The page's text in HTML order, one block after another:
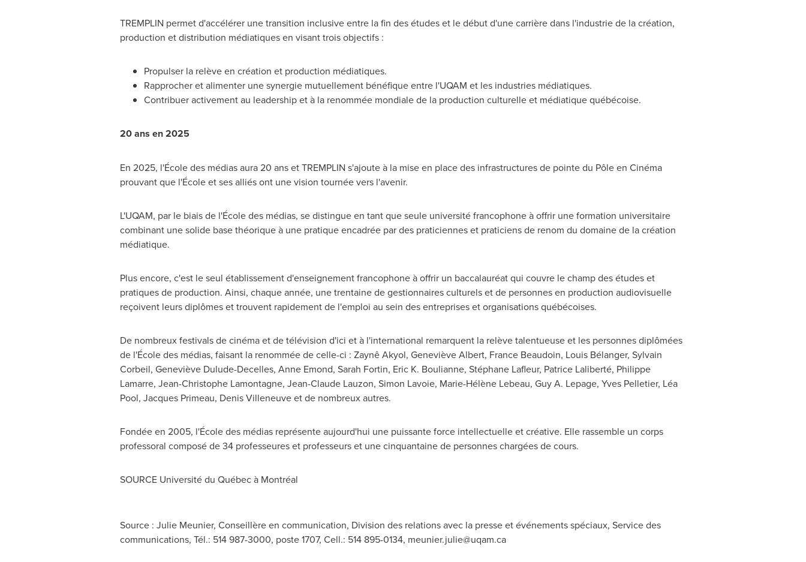
TREMPLIN permet d'accélérer une transition inclusive entre la fin des études et le début d'une carrière dans l'industrie de la création,
production et distribution médiatiques en visant trois objectifs :
Propulser la relève en création et production médiatiques.
Rapprocher et alimenter une synergie mutuellement bénéfique entre l'UQAM et les industries médiatiques.
Contribuer activement au leadership et à la renommée mondiale de la production culturelle et médiatique québécoise.
20 ans en 2025
En 2025, l'École des médias aura 20 ans et TREMPLIN s'ajoute à la mise en place des infrastructures de pointe du Pôle en Cinéma
prouvant que l'École et ses alliés ont une vision tournée vers l'avenir.
L'UQAM, par le biais de l'École des médias, se distingue en tant que seule université francophone à offrir une formation universitaire
combinant une solide base théorique à une pratique encadrée par des praticiennes et praticiens de renom du domaine de la création
médiatique.
Plus encore, c'est le seul établissement d'enseignement francophone à offrir un baccalauréat qui couvre le champ des études et
pratiques de production. Ainsi, chaque année, une trentaine de gestionnaires culturels et de personnes en production audiovisuelle
reçoivent leurs diplômes et trouvent rapidement de l'emploi au sein des entreprises et organisations québécoises.
De nombreux festivals de cinéma et de télévision d'ici et à l'international remarquent la relève talentueuse et les personnes diplômées
de l'École des médias, faisant la renommée de celle-ci : Zaynê Akyol, Geneviève Albert, France Beaudoin, Louis Bélanger, Sylvain
Corbeil, Geneviève Dulude-Decelles, Anne Emond, Sarah Fortin, Eric K. Boulianne, Stéphane Lafleur, Patrice Laliberté, Philippe
Lamarre, Jean-Christophe Lamontagne, Jean-Claude Lauzon, Simon Lavoie, Marie-Hélène Lebeau, Guy A. Lepage, Yves Pelletier, Léa
Pool, Jacques Primeau, Denis Villeneuveet de nombreux autres.
Fondée en 2005, l'École des médias représente aujourd'hui une puissante force intellectuelle et créative. Elle rassemble un corps
professoral composé de 34 professeures et professeurs et une cinquantaine de personnes chargées de cours.
SOURCE Université du Québec à Montréal
Source : Julie Meunier, Conseillère en communication, Division des relations avec la presse et événements spéciaux, Service des
communications, Tél.: 514 987-3000, poste 1707, Cell.: 514 895-0134, meunier.julie@uqam.ca